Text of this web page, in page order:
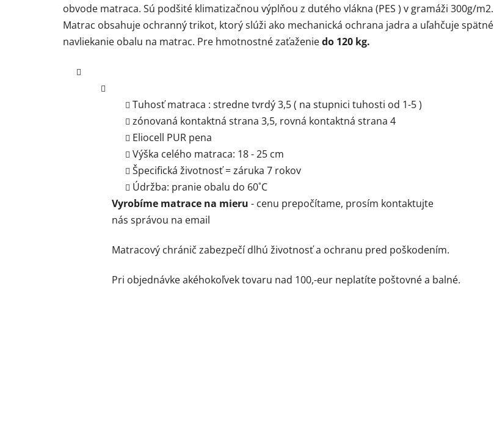
obvode matraca. Sú podšité klimatizačnou výplňou z dutého vlákna (PES ) v gramáži 300g/m2.
Matrac obsahuje ochranný trikot, ktorý slúži ako mechanická ochrana jadra a uľahčuje spätné
navliekanie obalu na matrac. Pre hmotnostné zaťaženiedo 120 kg.
Tuhosť matraca : stredne tvrdý 3,5 ( na stupnici tuhosti od 1-5 )
zónovaná kontaktná strana 3,5, rovná kontaktná strana 4
Eliocell PUR pena
Výška celého matraca: 18 - 25 cm
Špecifická životnosť = záruka 7 rokov
Údržba: pranie obalu do 60˚C
Vyrobíme matrace na mieru - cenu prepočítame, prosím kontaktujte
nás správou na email
Matracový chránič zabezpečí dlhú životnosť a ochranu pred poškodením.
Pri objednávke akéhokoľvek tovaru nad 100,-eur neplatíte poštovné a balné.